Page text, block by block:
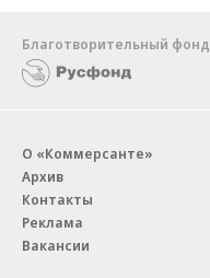
Благотворительный фонд
О «Коммерсанте»
Архив
Контакты
Реклама
Вакансии